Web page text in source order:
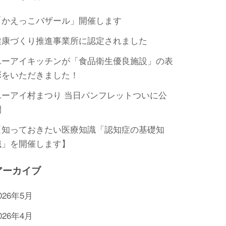
えっこバザール」開催します
づくり推進事業所に認定されました
アイキッチンが「食品衛生優良施設」の表
いただきました！
アイ村まつり 当日パンフレットついに公
っておきたい医療知識「認知症の基礎知
を開催します】
ーカイブ
年5月
年4月